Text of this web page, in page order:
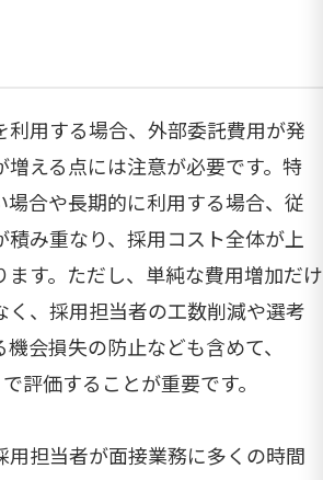
利用する場合、外部委託費用が発
増える点には注意が必要です。特
場合や長期的に利用する場合、従
積み重なり、採用コスト全体が上
ます。ただし、単純な費用増加だけ
く、採用担当者の工数削減や選考
会損失の防止なども含めて、
評価することが重要です。
用担当者が面接業務に多くの時間